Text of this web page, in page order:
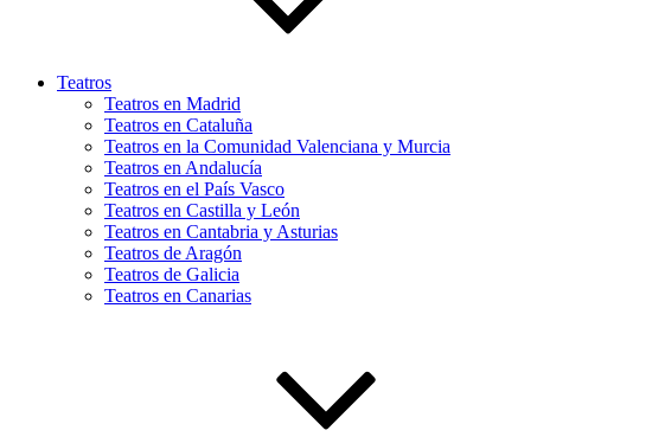
Teatros
Teatros en Madrid
Teatros en Cataluña
Teatros en la Comunidad Valenciana y Murcia
Teatros en Andalucía
Teatros en el País Vasco
Teatros en Castilla y León
Teatros en Cantabria y Asturias
Teatros de Aragón
Teatros de Galicia
Teatros en Canarias